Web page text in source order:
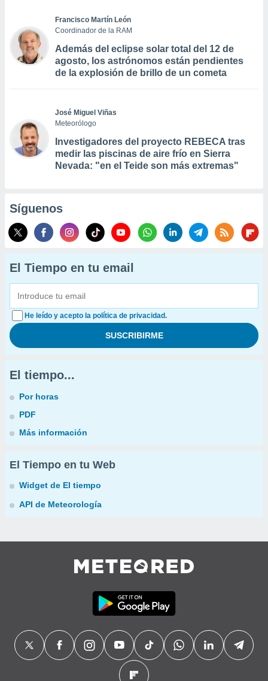
Francisco Martín León
Coordinador de la RAM
Además del eclipse solar total del 12 de
agosto, los astrónomos están pendientes
de la explosión de brillo de un cometa
José Miguel Viñas
Meteorólogo
Investigadores del proyecto REBECA tras
medir las piscinas de aire frío en Sierra
Nevada: "en el Teide son más extremas"
Síguenos
El Tiempo en tu email
He leído y acepto la política de privacidad.
El tiempo...
Por horas
PDF
Más información
El Tiempo en tu Web
Widget de El tiempo
API de Meteorología